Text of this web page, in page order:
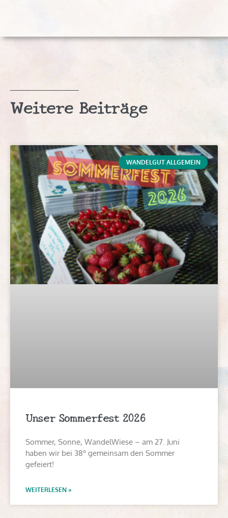
Weitere Beiträge
WANDELGUT ALLGEMEIN
Unser Sommerfest 2026
Sommer, Sonne, WandelWiese – am 27. Juni
haben wir bei 38° gemeinsam den Sommer
gefeiert!
WEITERLESEN »